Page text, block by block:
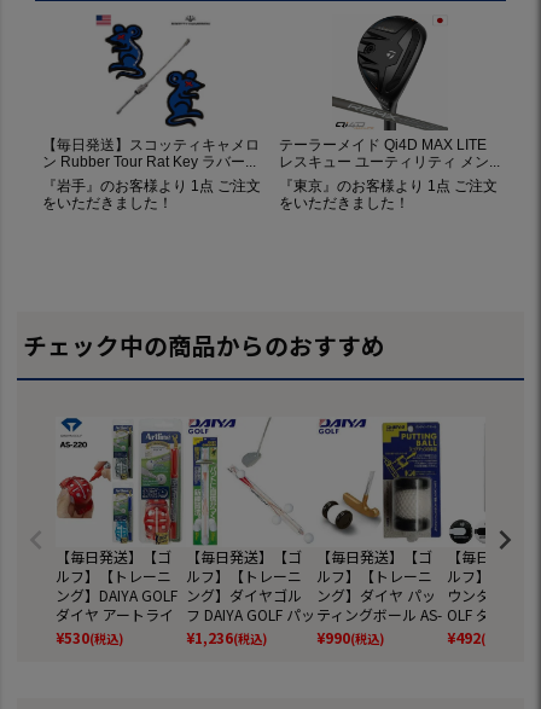
チェック中の商品からのおすすめ
【毎日発送】【ゴ
ルフ】【トレーニ
ング】DAIYA GOLF
ダイヤ アートライ
ンゴルフマスター
マーカー AS-220
¥530(税込)
【毎日発送】【ゴ
ルフ】【トレーニ
ング】ダイヤゴル
フ DAIYA GOLF パッ
トチェッカー【パ
ター練習】
¥1,236(税込)
【毎日発送】【ゴ
ルフ】【トレーニ
ング】ダイヤ パッ
ティングボール AS-
096 【パター練
¥990(税込)
【毎日発送】
ルフ】【スコ
ウンター】
OLF ダイヤ
セットカウン
S-434
¥492(税込)